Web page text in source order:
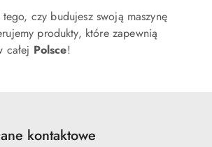
czy budujesz swoją maszynę
produkty, które zapewnią
Polsce!
kontaktowe